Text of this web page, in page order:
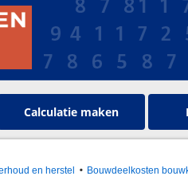
Calculatie maken
en herstel Bouwdeelkosten